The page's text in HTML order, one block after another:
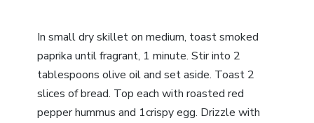
In small dry skillet on medium, toast smoked
paprika until fragrant, 1 minute. Stir into 2
tablespoons olive oil and set aside. Toast 2
slices of bread. Top each with roasted red
pepper hummus and 1crispy egg. Drizzle with